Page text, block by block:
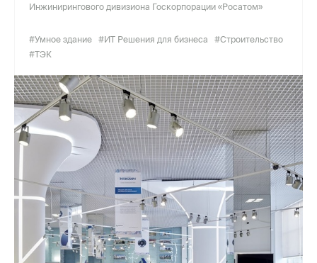
Инжинирингового дивизиона Госкорпорации «Росатом»
#Умное здание #ИТ Решения для бизнеса
#Строительство
#ТЭК